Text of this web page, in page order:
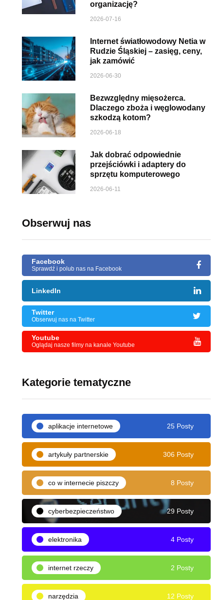
organizację?
2026-07-16
Internet światłowodowy Netia w
Rudzie Śląskiej – zasięg, ceny,
jak zamówić
2026-06-30
Bezwzględny mięsożerca.
Dlaczego zboża i węglowodany
szkodzą kotom?
2026-06-18
Jak dobrać odpowiednie
przejściówki i adaptery do
sprzętu komputerowego
2026-06-11
Obserwuj nas
Facebook
Sprawdź i polub nas na Facebook
LinkedIn
Twitter
Obserwuj nas na Twitter
Youtube
Oglądaj nasze filmy na kanale Youtube
Kategorie tematyczne
aplikacje internetowe 25 Posty
artykuły partnerskie 306 Posty
co w internecie piszczy 8 Posty
cyberbezpieczeństwo 29 Posty
elektronika 4 Posty
internet rzeczy 2 Posty
narzędzia 12 Posty